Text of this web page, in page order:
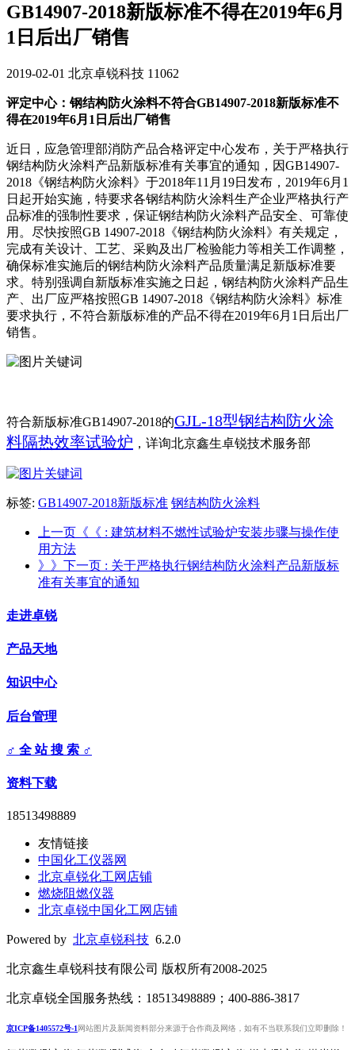
GB14907-2018新版标准不得在2019年6月
1日后出厂销售
2019-02-01 北京卓锐科技 11062
评定中心：钢结构防火涂料不符合GB14907-2018新版标准不
得在2019年6月1日后出厂销售
近日，应急管理部消防产品合格评定中心发布，关于严格执行
钢结构防火涂料产品新版标准有关事宜的通知，因GB14907-
2018《钢结构防火涂料》于2018年11月19日发布，2019年6月1
日起开始实施，特要求各钢结构防火涂料生产企业严格执行产
品标准的强制性要求，保证钢结构防火涂料产品安全、可靠使
用。尽快按照GB 14907-2018《钢结构防火涂料》有关规定，
完成有关设计、工艺、采购及出厂检验能力等相关工作调整，
确保标准实施后的钢结构防火涂料产品质量满足新版标准要
求。特别强调自新版标准实施之日起，钢结构防火涂料产品生
产、出厂应严格按照GB 14907-2018《钢结构防火涂料》标准
要求执行，不符合新版标准的产品不得在2019年6月1日后出厂
销售。
符合新版标准GB14907-2018的GJL-18型钢结构防火涂
料隔热效率试验炉 ，详询北京鑫生卓锐技术服务部
标签: GB14907-2018新版标准 钢结构防火涂料
上一页《《 : 建筑材料不燃性试验炉安装步骤与操作使
用方法
》》下一页 : 关于严格执行钢结构防火涂料产品新版标
准有关事宜的通知
走进卓锐
产品天地
知识中心
后台管理
♂ 全 站 搜 索 ♂
资料下载
18513498889
友情链接
中国化工仪器网
北京卓锐化工网店铺
燃烧阻燃仪器
北京卓锐中国化工网店铺
Powered by 北京卓锐科技 6.2.0
北京鑫生卓锐科技有限公司 版权所有2008-2025
北京卓锐全国服务热线：18513498889；400-886-3817
京ICP备1405572号-1网站图片及新闻资料部分来源于合作商及网络，如有不当联系我们立即删除！